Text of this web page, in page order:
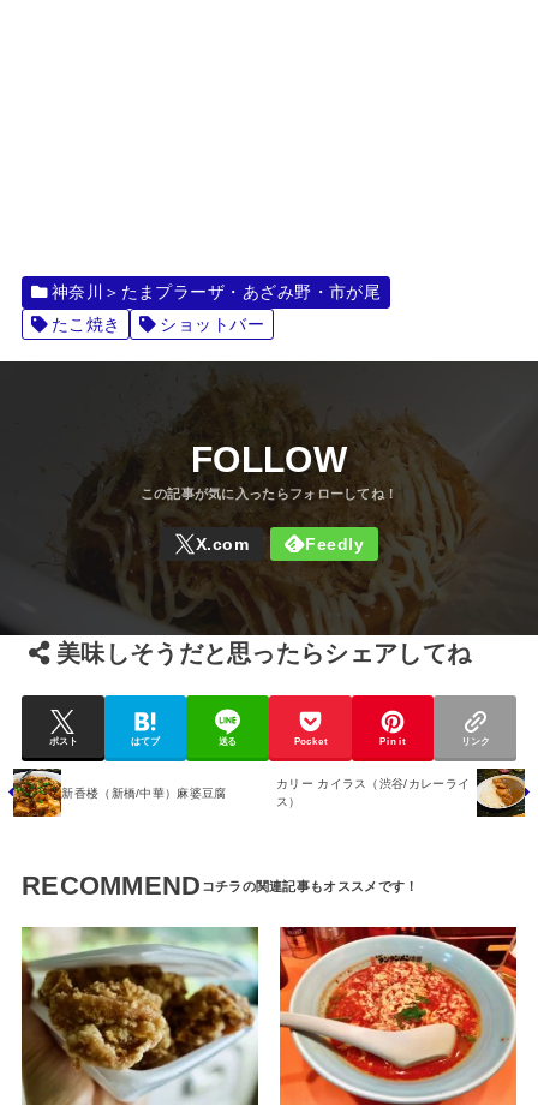
神奈川＞たまプラーザ・あざみ野・市が尾
たこ焼き
ショットバー
FOLLOW
美味しそうだと思ったらシェアしてね
ポスト はてブ 送る Pocket Pin it リンク
新香楼（新橋/中華）麻婆豆腐
カリー カイラス（渋谷/カレーライ
ス）
RECOMMEND